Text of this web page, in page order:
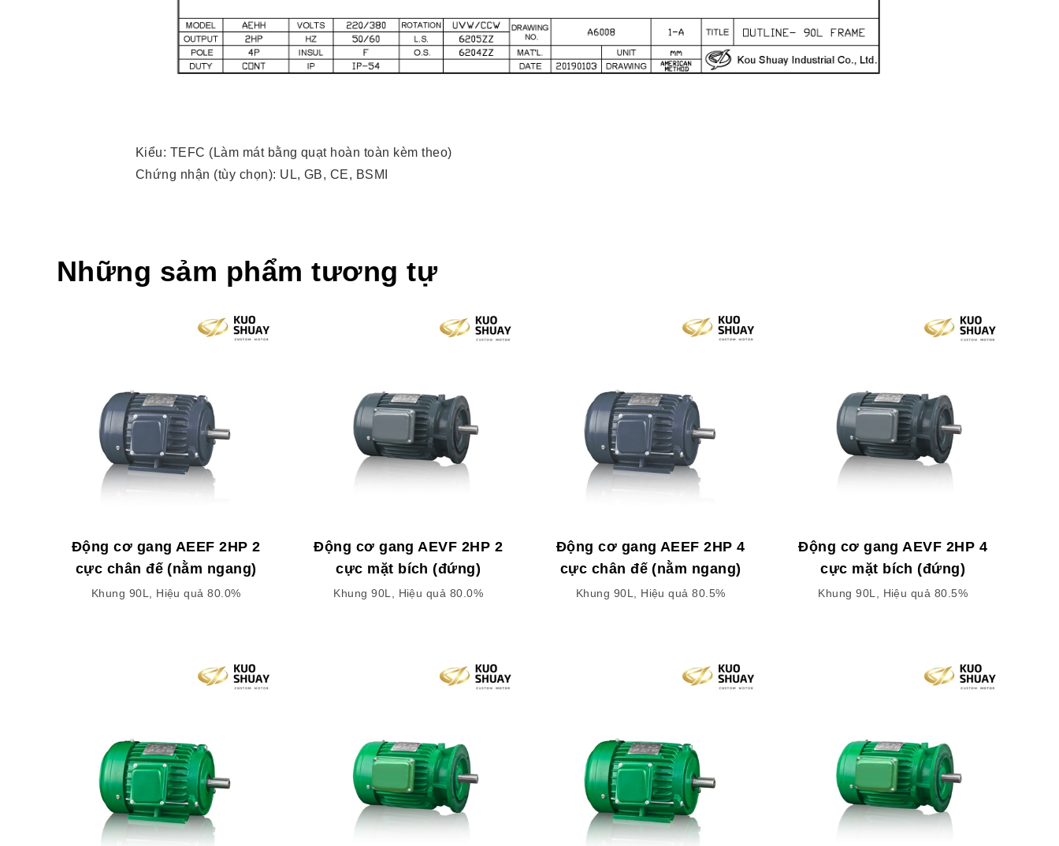
Kiểu: TEFC (Làm mát bằng quạt hoàn toàn kèm theo)
Chứng nhận (tùy chọn): UL, GB, CE, BSMI
Những sảm phẩm tương tự
Động cơ gang AEEF 2HP 2
cực chân đế (nằm ngang)
Khung 90L, Hiệu quả 80.0%
Động cơ gang AEVF 2HP 2
cực mặt bích (đứng)
Khung 90L, Hiệu quả 80.0%
Động cơ gang AEEF 2HP 4
cực chân đế (nằm ngang)
Khung 90L, Hiệu quả 80.5%
Động cơ gang AEVF 2HP 4
cực mặt bích (đứng)
Khung 90L, Hiệu quả 80.5%